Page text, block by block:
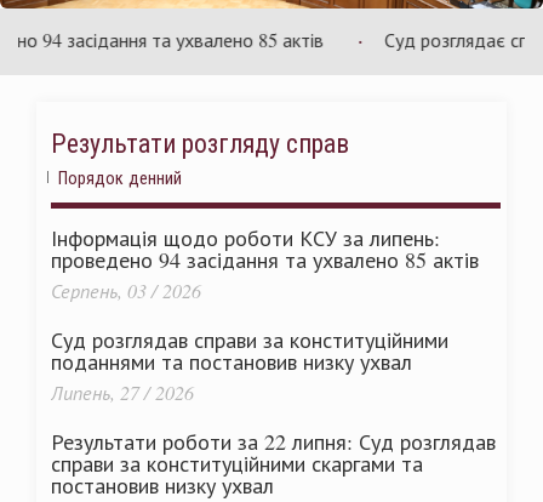
засідання та ухвалено 85 актів Суд розглядає
Результати розгляду справ
Порядок денний
Інформація щодо роботи КСУ за липень:
проведено 94 засідання та ухвалено 85 актів
Серпень, 03 / 2026
Суд розглядав справи за конституційними
поданнями та постановив низку ухвал
Липень, 27 / 2026
Результати роботи за 22 липня: Суд розглядав
справи за конституційними скаргами та
постановив низку ухвал